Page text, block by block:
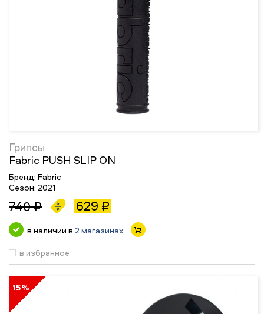
Грипсы
Fabric PUSH SLIP ON
Бренд: Fabric
Сезон: 2021
740 ₽ 629 ₽
в наличии в 2 магазинах
в избранное
15%